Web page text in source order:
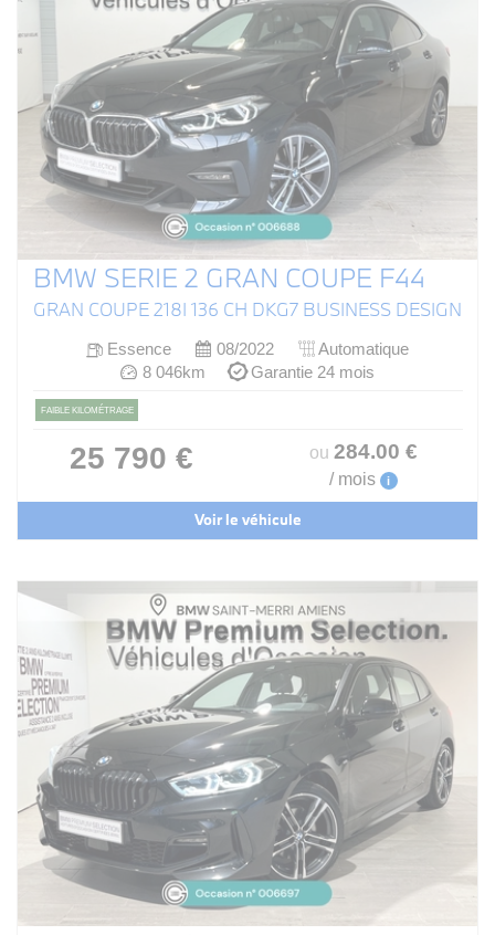
BMW SERIE 2 GRAN COUPE F44
GRAN COUPE 218I 136 CH DKG7 BUSINESS DESIGN
Essence 08/2022
Automatique
8 046km
Garantie 24 mois
FAIBLE KILOMÉTRAGE
25 790 € ou 284.00 €
/ mois i
Voir le véhicule